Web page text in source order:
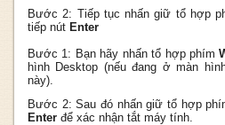
Bước 2: Tiếp tục nhấn giữ tổ hợp
tiếp nút Enter
Bước 1: Bạn hãy nhấn tổ hợp phím
hình Desktop (nếu đang ở màn
này).
Bước 2: Sau đó nhấn giữ tổ hợp
Enter để xác nhận tắt máy tính.